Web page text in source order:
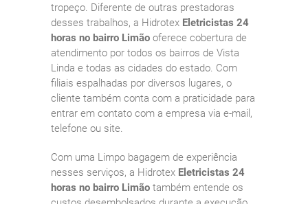
tropeço. Diferente de outras prestadoras
desses trabalhos, a Hidrotex Eletricistas 24
horas no bairro Limão oferece cobertura de
atendimento por todos os bairros de Vista
Linda e todas as cidades do estado. Com
filiais espalhadas por diversos lugares, o
cliente também conta com a praticidade para
entrar em contato com a empresa via e-mail,
telefone ou site.
Com uma Limpo bagagem de experiência
nesses serviços, a Hidrotex Eletricistas 24
horas no bairro Limão também entende os